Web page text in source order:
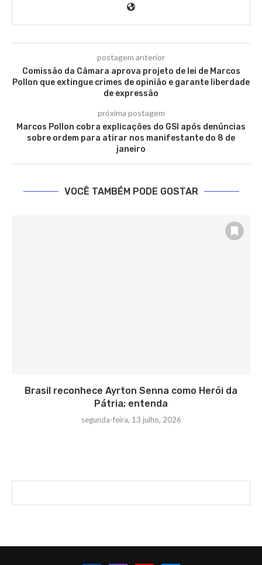
postagem anterior
Comissão da Câmara aprova projeto de lei de Marcos
Pollon que extingue crimes de opinião e garante liberdade
de expressão
próxima postagem
Marcos Pollon cobra explicações do GSI após denúncias
sobre ordem para atirar nos manifestante do 8 de
janeiro
VOCÊ TAMBÉM PODE GOSTAR
Brasil reconhece Ayrton Senna como Herói da
Pátria; entenda
segunda-feira, 13 julho, 2026